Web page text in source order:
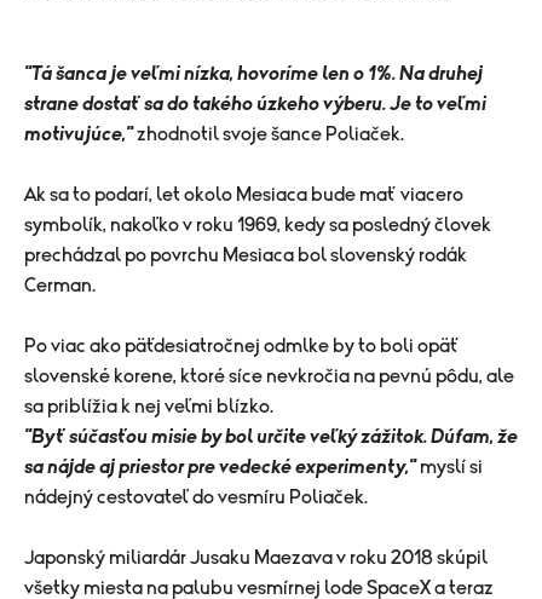
"Tá šanca je veľmi nízka, hovoríme len o 1%. Na druhej
strane dostať sa do takého úzkeho výberu. Je to veľmi
motivujúce,"zhodnotil svoje šance Poliaček.
Ak sa to podarí, let okolo Mesiaca bude mať viacero
symbolík, nakoľko v roku 1969, kedy sa posledný človek
prechádzal po povrchu Mesiaca bol slovenský rodák
Cerman.
Po viac ako päťdesiatročnej odmlke by to boli opäť
slovenské korene, ktoré síce nevkročia na pevnú pôdu, ale
sa priblížia k nej veľmi blízko.
"Byť súčasťou misie by bol určite veľký zážitok. Dúfam, že
sa nájde aj priestor pre vedecké experimenty,"myslí si
nádejný cestovateľ do vesmíru Poliaček.
Japonský miliardár Jusaku Maezava v roku 2018 skúpil
všetky miesta na palubu vesmírnej lode SpaceX a teraz